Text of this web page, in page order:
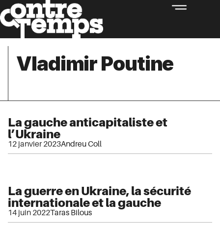
Vladimir Poutine
La gauche anticapitaliste et
l’Ukraine
12 janvier 2023Andreu Coll
La guerre en Ukraine, la sécurité
internationale et la gauche
14 juin 2022Taras Bilous